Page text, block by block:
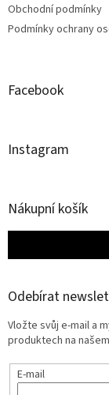
Obchodní podmínky
Podmínky ochrany
Facebook
Instagram
Nákupní košík
Odebírat
Vložte svůj e-mail a
produktech na
E-mail